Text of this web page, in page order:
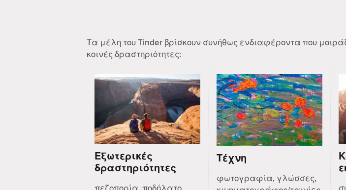
Τα μέλη του Tinder βρίσκουν συνήθως ενδιαφέροντα που
κοινές δραστηριότητες:
Εξωτερικές
δραστηριότητες
Τέχνη
φωτογραφία, γλώσσες,